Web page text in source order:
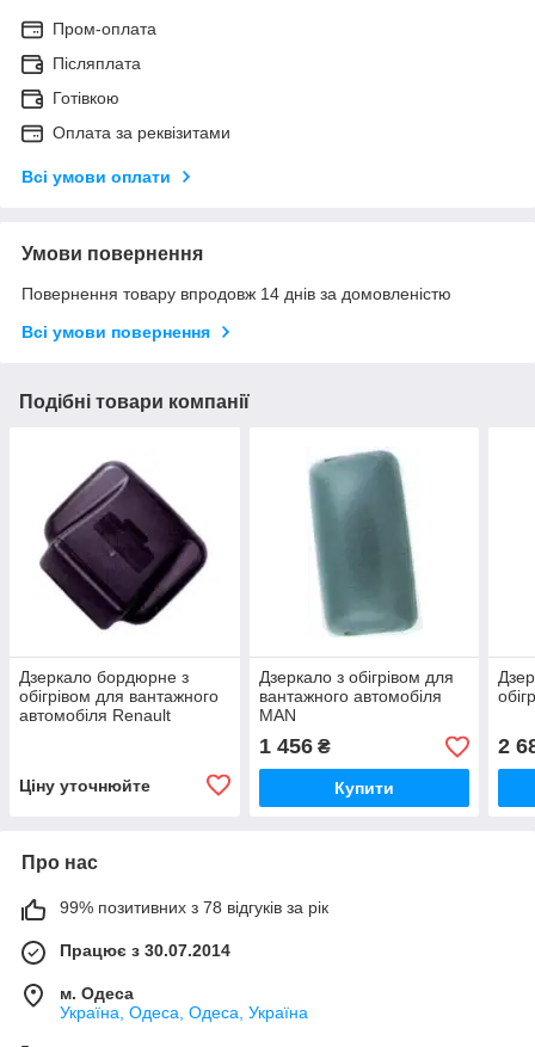
Пром-оплата
Післяплата
Готівкою
Оплата за реквізитами
Всі умови оплати
Умови повернення
Повернення товару впродовж 14 днів за домовленістю
Всі умови повернення
Подібні товари компанії
Дзеркало бордюрне з
обігрівом для вантажного
автомобіля Renault
Ціну уточнюйте
Дзеркало з обігрівом для
вантажного автомобіля
MAN
1 456₴
Купити
2
Про нас
99% позитивних з 78 відгуків за рік
Працює з 30.07.2014
м. Одеса
Україна, Одеса, Одеса, Україна